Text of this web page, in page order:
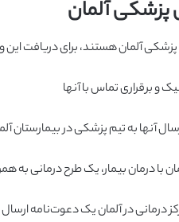
پزشکی آلمان
آلمان هستند، برای دریافت این
و برقراری تماس با آنها
با درمان بیمار، یک طرح درمانی به
درمانی در آلمان یک دعوت‌نامه